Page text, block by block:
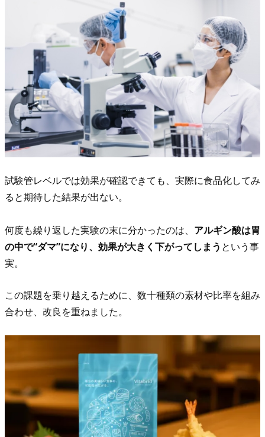
苦
労
の
始
ま
で
し
た
2.
ん
な
み
は
り
せ
ん
か？
3.
試験管レベルでは効果が確認できても、実際に食品化してみ
ると期待した結果が出ない。
何度も繰り返した実験の末に分かったのは、 アルギン酸は胃
の中で“ダマ”になり、効果が大きく下がってしまう という事
実。
この課題を乗り越えるために、数十種類の素材や比率を組み
合わせ、改良を重ねました。